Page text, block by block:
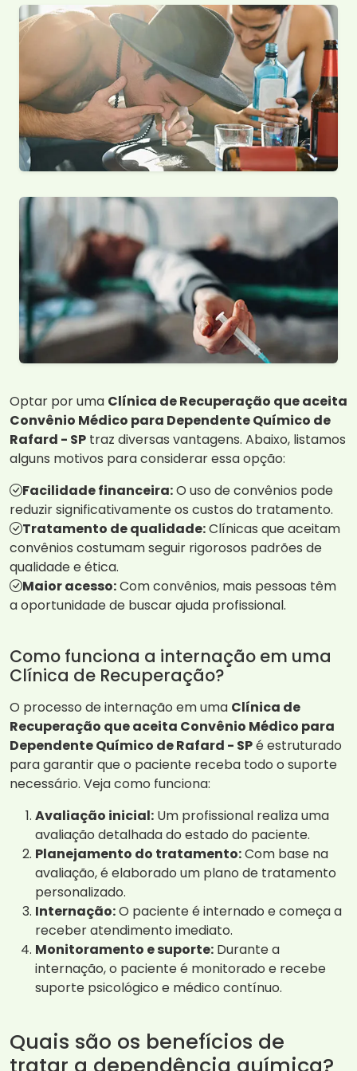
Optar por uma Clínica de Recuperação que aceita
Convênio Médico para Dependente Químico de
Rafard - SP traz diversas vantagens. Abaixo, listamos
alguns motivos para considerar essa opção:
Facilidade financeira:O uso de convênios pode
reduzir significativamente os custos do tratamento.
Tratamento de qualidade:Clínicas que aceitam
convênios costumam seguir rigorosos padrões de
qualidade e ética.
Maior acesso:Com convênios, mais pessoas têm
a oportunidade de buscar ajuda profissional.
Como funciona a internação em uma
Clínica de Recuperação?
O processo de internação em uma Clínica de
Recuperação que aceita Convênio Médico para
Dependente Químico de Rafard - SPé estruturado
para garantir que o paciente receba todo o suporte
necessário. Veja como funciona:
Avaliação inicial: Um profissional realiza uma
avaliação detalhada do estado do paciente.
Planejamento do tratamento:Com base na
avaliação, é elaborado um plano de tratamento
personalizado.
Internação:O paciente é internado e começa a
receber atendimento imediato.
Monitoramento e suporte: Durante a
internação, o paciente é monitorado e recebe
suporte psicológico e médico contínuo.
Quais são os benefícios de